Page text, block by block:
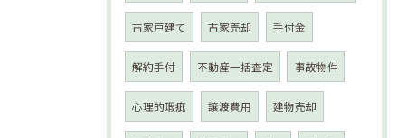
古家戸建て 古家売却 手付金
解約手付 不動産一括査定 事故物件
心理的瑕疵 譲渡費用 建物売却